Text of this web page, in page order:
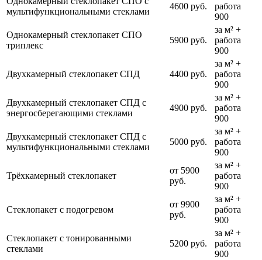
мультифункциональными стеклами
4600 руб.
работа
900
Однокамерный стеклопакет СПО
триплекс
5900 руб.
за м² +
работа
900
Двухкамерный стеклопакет СПД 4400 руб.
за м² +
работа
900
Двухкамерный стеклопакет СПД с
энергосберегающими стеклами
4900 руб.
за м² +
работа
900
Двухкамерный стеклопакет СПД с
мультифункциональными стеклами
5000 руб.
за м² +
работа
900
Трёхкамерный стеклопакет
от 5900
руб.
за м² +
работа
900
Стеклопакет с подогревом
от 9900
руб.
за м² +
работа
900
Стеклопакет с тонированными
стеклами
5200 руб.
за м² +
работа
900